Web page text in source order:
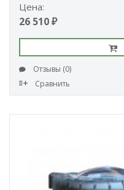
Цена:
26 510 ₽
Отзывы (0)
Сравнить